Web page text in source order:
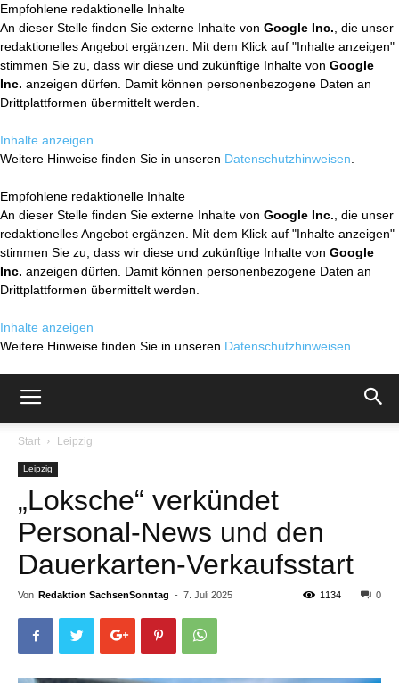
Empfohlene redaktionelle Inhalte
An dieser Stelle finden Sie externe Inhalte von Google Inc. , die unser
redaktionelles Angebot ergänzen. Mit dem Klick auf "Inhalte anzeigen"
stimmen Sie zu, dass wir diese und zukünftige Inhalte von Google
Inc. anzeigen dürfen. Damit können personenbezogene Daten an
Drittplattformen übermittelt werden.
Inhalte anzeigen
Weitere Hinweise finden Sie in unseren Datenschutzhinweisen
Empfohlene redaktionelle Inhalte
An dieser Stelle finden Sie externe Inhalte von Google Inc. , die unser
redaktionelles Angebot ergänzen. Mit dem Klick auf "Inhalte anzeigen"
stimmen Sie zu, dass wir diese und zukünftige Inhalte von Google
Inc. anzeigen dürfen. Damit können personenbezogene Daten an
Drittplattformen übermittelt werden.
Inhalte anzeigen
Weitere Hinweise finden Sie in unseren Datenschutzhinweisen
Start Leipzig
Leipzig
„Loksche“ verkündet
Personal-News und den
Dauerkarten-Verkaufsstart
Von Redaktion SachsenSonntag - 7. Juli 2025 0
1134